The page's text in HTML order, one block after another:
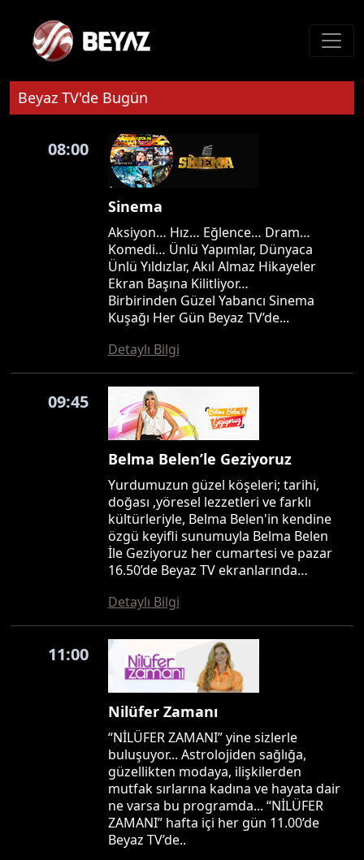
Beyaz TV'de Bugün
08:00
Sinema
Aksiyon… Hız… Eğlence… Dram…
Komedi… Ünlü Yapımlar, Dünyaca
Ünlü Yıldızlar, Akıl Almaz Hikayeler
Ekran Başına Kilitliyor…
Birbirinden Güzel Yabancı Sinema
Kuşağı Her Gün Beyaz TV’de...
Detaylı Bilgi
09:45
Belma Belen’le Geziyoruz
Yurdumuzun güzel köşeleri; tarihi,
doğası ,yöresel lezzetleri ve farklı
kültürleriyle, Belma Belen'in kendine
özgü keyifli sunumuyla Belma Belen
İle Geziyoruz her cumartesi ve pazar
16.50’de Beyaz TV ekranlarında…
Detaylı Bilgi
11:00
Nilüfer Zamanı
“NİLÜFER ZAMANI” yine sizlerle
buluşuyor... Astrolojiden sağlığa,
güzellikten modaya, ilişkilerden
mutfak sırlarına kadına ve hayata dair
ne varsa bu programda... “NİLÜFER
ZAMANI” hafta içi her gün 11.00’de
Beyaz TV’de..